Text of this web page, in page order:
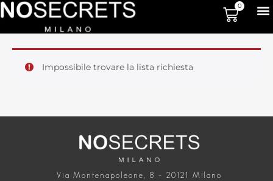
0
Impossibile trovare la lista richiesta
Via Montenapoleone, 8 – 20121 Milano